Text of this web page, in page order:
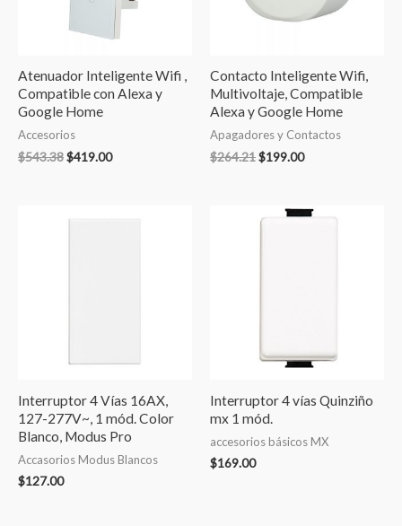
Atenuador Inteligente Wifi ,
Compatible con Alexa y
Google Home
Accesorios
$543.38$419.00
Contacto Inteligente Wifi,
Multivoltaje, Compatible
Alexa y Google Home
Apagadores y Contactos
$264.21$199.00
Interruptor 4 Vías 16AX,
127-277V~, 1 mód. Color
Blanco, Modus Pro
Accasorios Modus Blancos
$127.00
Interruptor 4 vías Quinziño
mx 1 mód.
accesorios básicos MX
$169.00